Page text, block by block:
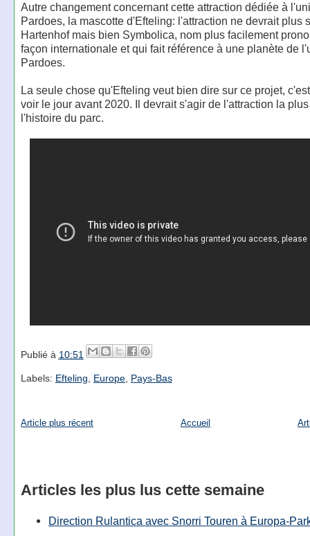
Autre changement concernant cette attraction dédiée à
Pardoes, la mascotte d'Efteling: l'attraction ne devrait plus
Hartenhof mais bien Symbolica, nom plus facilement
façon internationale et qui fait référence à une planète de
Pardoes.
La seule chose qu'Efteling veut bien dire sur ce projet,
voir le jour avant 2020. Il devrait s'agir de l'attraction la
l'histoire du parc.
Publié à 10:51
Labels: Efteling, Europe, Pays-Bas
Article plus récent Accueil
Articles les plus lus cette semaine
Direction Rulantica avec Snorri Touren à Europa-